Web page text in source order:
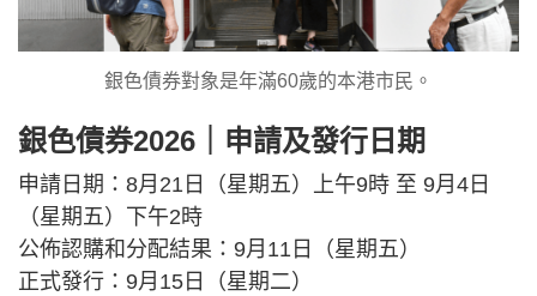
銀色債券對象是年滿60歲的本港市民。
銀色債券2026｜申請及發行日期
申請日期：8月21日（星期五）上午9時 至 9月4日
（星期五）下午2時
公佈認購和分配結果：9月11日（星期五）
正式發行：9月15日（星期二）